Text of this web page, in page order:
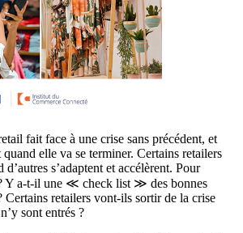
fait face à une crise sans précédent, et
quand elle va se terminer. Certains retailers
d’autres s’adaptent et accélèrent. Pour
Y a-t-il une ≪ check list ≫ des bonnes
Certains retailers vont-ils sortir de la crise
sont entrés ?